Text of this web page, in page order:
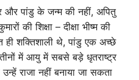
और पांडु के जन्म की नहीं, अपितु
की शिक्षा – दीक्षा भीष्म की
ही शक्तिशाली थे, पांडु एक अच्छे
में आयु में सबसे बड़े धृतराष्ट्र
राजा नहीं बनाया जा सकता